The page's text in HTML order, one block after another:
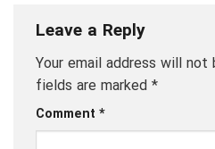
Leave a Reply
Your email address will not
fields are marked *
Comment *